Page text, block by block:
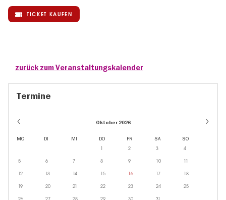
TICKET KAUFEN
zurück zum Veranstaltungskalender
Termine
Oktober 2026
MO DI MI DO FR SA SO
1 2 3 4
5 6 7 8 9 10 11
12 13 14 15 16 17 18
19 20 21 22 23 24 25